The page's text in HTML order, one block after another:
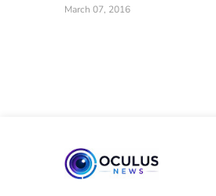
March 07, 2016